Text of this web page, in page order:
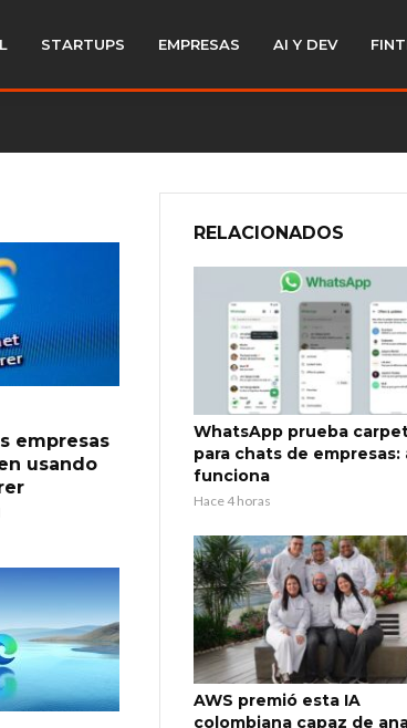
STARTUPS EMPRESAS AI Y DEV
empresas
usando
RELACIONADOS
WhatsApp prueba
para chats de empresas:
funciona
Hace 4 horas
AWS premió esta IA
colombiana capaz de